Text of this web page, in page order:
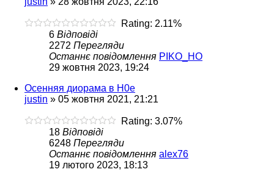
Rating: 2.11%
6 Відповіді
2272 Перегляди
Останнє повідомлення PIKO_HO
29 жовтня 2023, 19:24
Осенняя диорама в H0e
justin » 05 жовтня 2021, 21:21
Rating: 3.07%
18 Відповіді
6248 Перегляди
Останнє повідомлення alex76
19 лютого 2023, 18:13